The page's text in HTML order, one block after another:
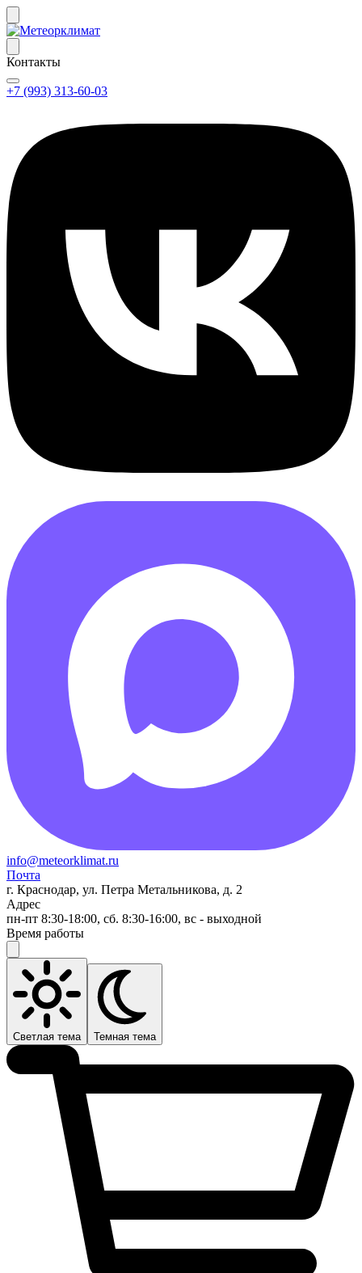
Контакты
+7 (993) 313-60-03
info@meteorklimat.ru
Почта
г. Краснодар, ул. Петра Метальникова, д. 2
Адрес
пн-пт 8:30-18:00, сб. 8:30-16:00, вс - выходной
Время работы
Светлая тема Темная тема